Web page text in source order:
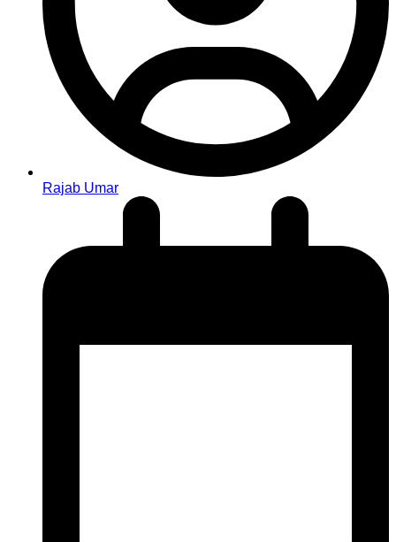
Rajab Umar